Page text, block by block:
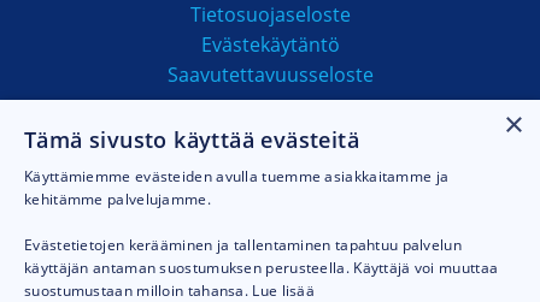
Tietosuojaseloste
Evästekäytäntö
Saavutettavuusseloste
MAKSUTAVAT
×
Tämä sivusto käyttää evästeitä
Käyttämiemme evästeiden avulla tuemme asiakkaitamme ja
kehitämme palvelujamme.
Evästetietojen kerääminen ja tallentaminen tapahtuu palvelun
käyttäjän antaman suostumuksen perusteella. Käyttäjä voi muuttaa
suostumustaan milloin tahansa. Lue lisää